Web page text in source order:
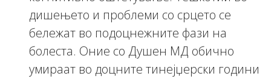
дишењето и проблеми со срцето се
бележат во подоцнежните фази на
болеста. Оние со Душен МД обично
умираат во доцните тинејџерски години